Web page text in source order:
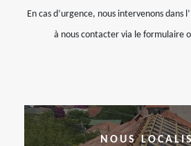
En cas d’urgence, nous intervenons dans
à nous contacter via le formulaire
NOUS